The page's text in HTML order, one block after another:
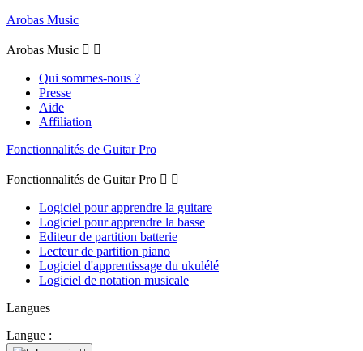
Arobas Music
Arobas Music  
Qui sommes-nous ?
Presse
Aide
Affiliation
Fonctionnalités de Guitar Pro
Fonctionnalités de Guitar Pro  
Logiciel pour apprendre la guitare
Logiciel pour apprendre la basse
Editeur de partition batterie
Lecteur de partition piano
Logiciel d'apprentissage du ukulélé
Logiciel de notation musicale
Langues
Langue :